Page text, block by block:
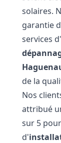
solaires.
garantie
services d'
de la
Nos
attribué
sur 5
d'